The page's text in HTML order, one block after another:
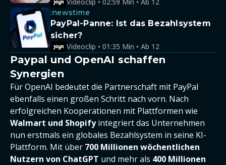
:newstime
PayPal-Panne: Ist das Bezahlsystem
sicher?
Videoclip • 01:35 Min • Ab 12
Paypal und OpenAI schaffen
Synergien
Für OpenAI bedeutet die Partnerschaft mit PayPal
ebenfalls einen großen Schritt nach vorn. Nach
erfolgreichen Kooperationen mit Plattformen wie
Walmart und Shopifyintegriert das Unternehmen
nun erstmals ein globales Bezahlsystem in seine KI-
Plattform. Mit über 700 Millionen wöchentlichen
Nutzern von ChatGPT und mehr als 400 Millionen